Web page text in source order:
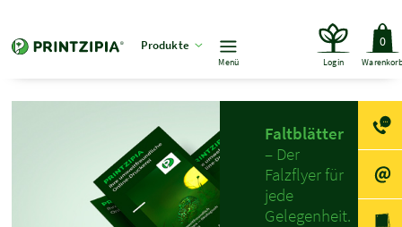
Produkte
Menü Login
0
Faltblätter
– Der
Falzflyer für
jede
Gelegenheit.